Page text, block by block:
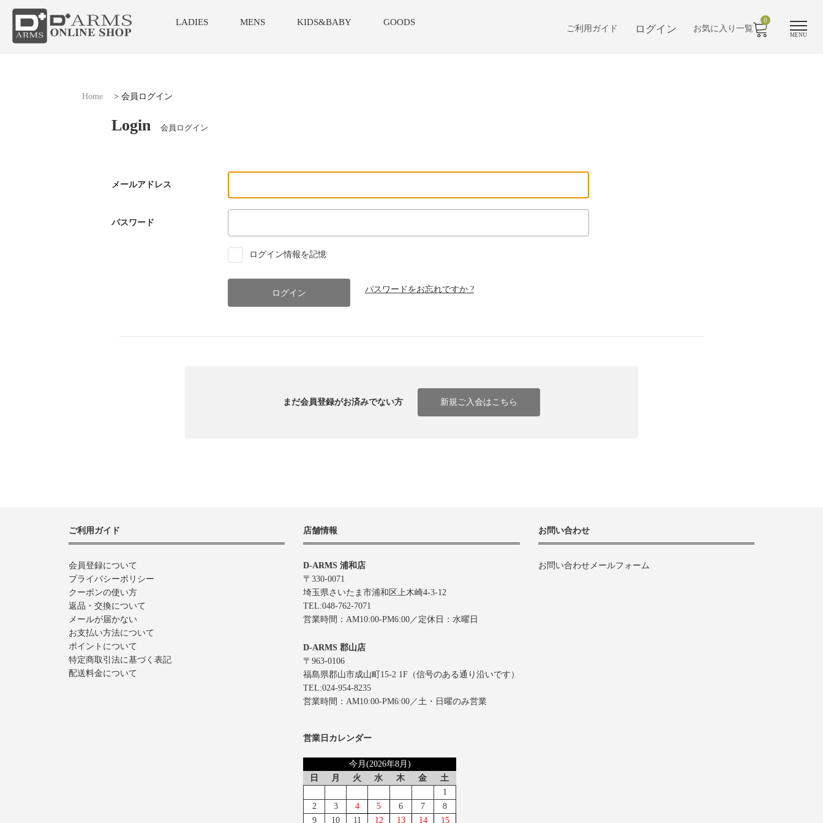
LADIES MENS KIDS&BABY GOODS
MENU
ご利用ガイド ログイン お気に入り一覧
0
Home > 会員ログイン
Login 会員ログイン
メールアドレス
パスワード
ログイン情報を記憶
パスワードをお忘れですか ?
まだ会員登録がお済みでない方 新規ご入会はこちら
ご利用ガイド
会員登録について
プライバシーポリシー
クーポンの使い方
返品・交換について
メールが届かない
お支払い方法について
ポイントについて
特定商取引法に基づく表記
配送料金について
店舗情報
D-ARMS 浦和店
〒330-0071
埼玉県さいたま市浦和区上木崎4-3-12
TEL:048-762-7071
営業時間：AM10:00-PM6:00／定休日：水曜日
D-ARMS 郡山店
〒963-0106
福島県郡山市成山町15-2 1F（信号のある通り沿いです）
TEL:024-954-8235
営業時間：AM10:00-PM6:00／土・日曜のみ営業
営業日カレンダー
今月(2026年8月)
日
月 火 水 木 金
土
1
2
3 4 5 6 7
8
9
10 11 12 13 14 15
お問い合わせ
お問い合わせメールフォーム